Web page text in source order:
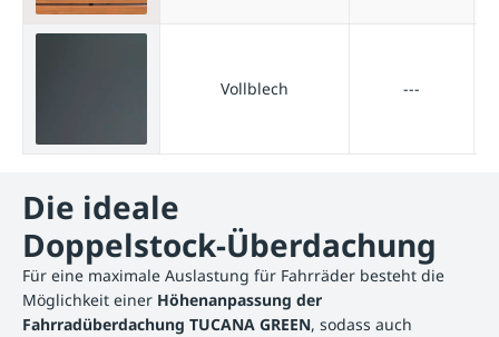
Vollblech ---
Die ideale
Doppelstock-Überdachung
Für eine maximale Auslastung für Fahrräder besteht die
Möglichkeit einer Höhenanpassung der
Fahrradüberdachung TUCANA GREEN, sodass auch